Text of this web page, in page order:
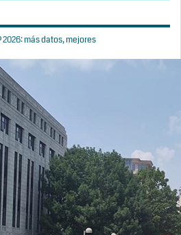
2026: más datos, mejores